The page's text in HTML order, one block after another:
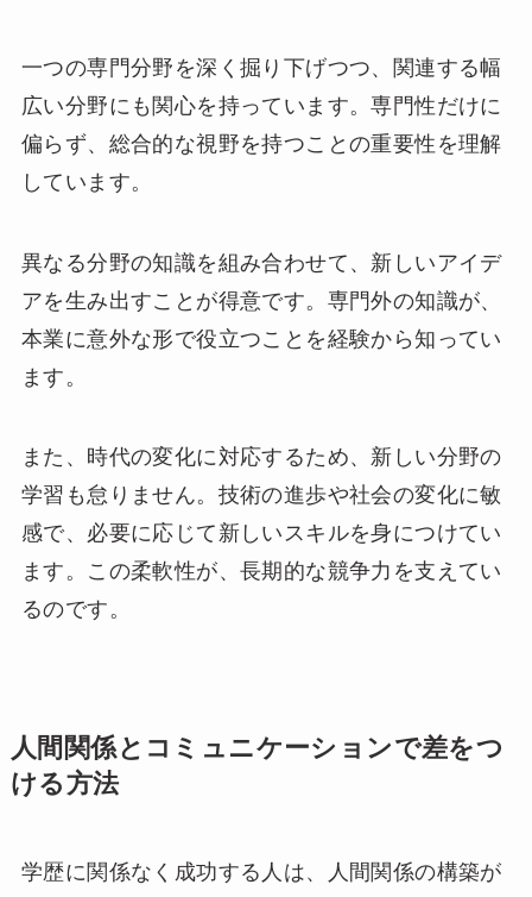
一つの専門分野を深く掘り下げつつ、関連する幅
広い分野にも関心を持っています。専門性だけに
偏らず、総合的な視野を持つことの重要性を理解
しています。
異なる分野の知識を組み合わせて、新しいアイデ
アを生み出すことが得意です。専門外の知識が、
本業に意外な形で役立つことを経験から知ってい
ます。
また、時代の変化に対応するため、新しい分野の
学習も怠りません。技術の進歩や社会の変化に敏
感で、必要に応じて新しいスキルを身につけてい
ます。この柔軟性が、長期的な競争力を支えてい
るのです。
人間関係とコミュニケーションで差をつ
ける方法
学歴に関係なく成功する人は、人間関係の構築が